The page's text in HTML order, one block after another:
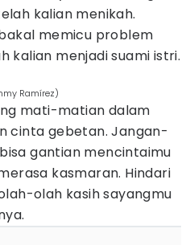
kalian menikah.
memicu problem
kalian menjadi suami istri.
Ramírez)
mati-matian dalam
cinta gebetan. Jangan-
gantian mencintaimu
kasmaran. Hindari
olah kasih sayangmu